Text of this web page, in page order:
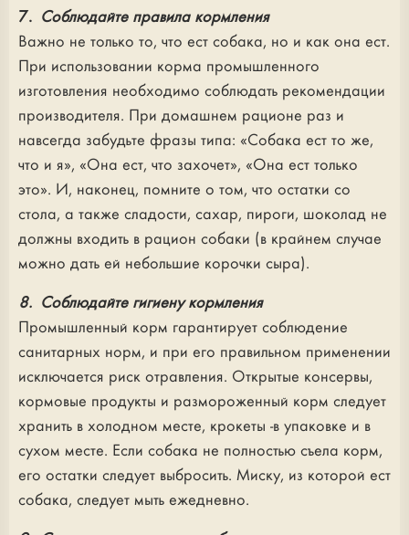
7.
Соблюдайте правила кормления
Важно не только то, что ест собака, но и как она ест.
При использовании корма промышленного
изготовления необходимо соблюдать рекомендации
производителя. При домашнем рационе раз и
навсегда забудьте фразы типа: «Собака ест то же,
что и я», «Она ест, что захочет», «Она ест только
это». И, наконец, помните о том, что остатки со
стола, а также сладости, сахар, пироги, шоколад не
должны входить в рацион собаки (в крайнем случае
можно дать ей небольшие корочки сыра).
8. Соблюдайте гигиену кормления
Промышленный корм гарантирует соблюдение
санитарных норм, и при его правильном применении
исключается риск отравления. Открытые консервы,
кормовые продукты и размороженный корм следует
хранить в холодном месте, крокеты -в упаковке и в
сухом месте. Если собака не полностью съела корм,
его остатки следует выбросить. Миску, из которой ест
собака, следует мыть ежедневно.